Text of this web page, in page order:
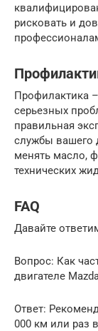
рисковать и
Профилактика
серьезных
правильная
службы вашего
менять масло,
технических
FAQ
Давайте
Вопрос: Как
двигателе
Ответ:
000 км или раз